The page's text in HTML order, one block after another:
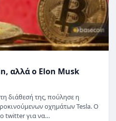
αλλά ο Elon Musk
διάθεσή της, πούλησε η
οχημάτων Tesla. Ο
twitter για να…